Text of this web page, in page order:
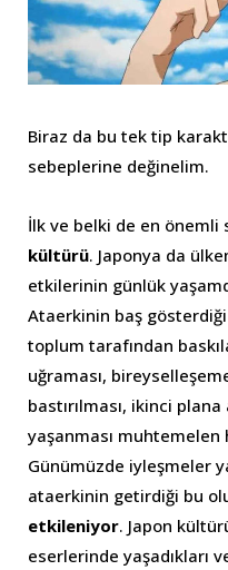
Biraz da bu tek tip
sebeplerine değinelim.
İlk ve belki de en önemli
kültürü. Japonya da
etkilerinin günlük
Ataerkinin baş
toplum tarafından
uğraması,
bastırılması, ikinci
yaşanması muhtemelen
Günümüzde iyleşmeler
ataerkinin getirdiği bu
etkileniyor. Japon
eserlerinde yaşadıkları